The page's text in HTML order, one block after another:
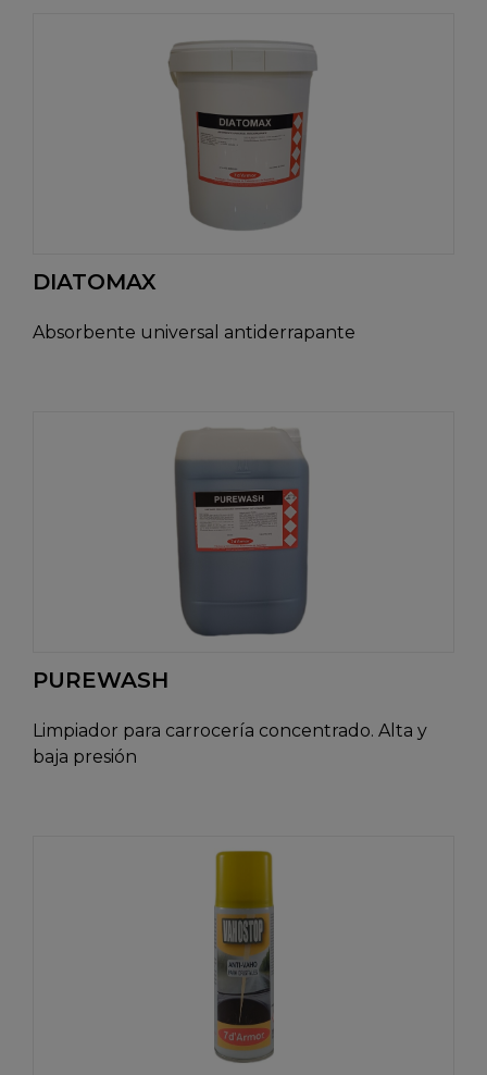
DIATOMAX
Absorbente universal antiderrapante
PUREWASH
Limpiador para carrocería concentrado. Alta y
baja presión